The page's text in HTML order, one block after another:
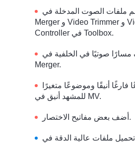
Merger و Video Trimmer و Video Speed
Controller في Toolbox.
Merger.
للمشهد أنيق في MV.
أضف بعض مفاتيح الاختصار.